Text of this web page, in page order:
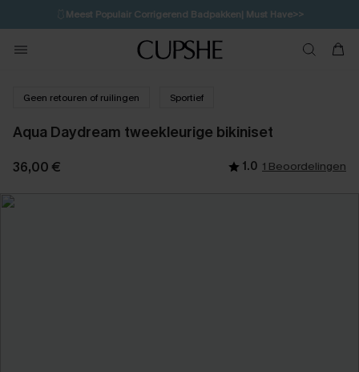
🩱Meest Populair Corrigerend Badpakken| Must Have>>
💌Abonneer je & ontvang tot 15% korting>>
Koop 3, krijg 15% korting | CODE: SW15
Geen retouren of ruilingen Sportief
Aqua Daydream tweekleurige bikiniset
36,00 € 1.0 1 Beoordelingen